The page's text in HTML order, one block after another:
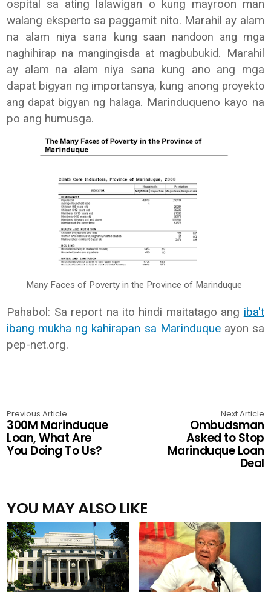
ospital sa ating lalawigan o kung mayroon man
walang eksperto sa paggamit nito. Marahil ay alam
na alam niya sana
kung saan nandoon ang mga
naghihirap na mangingisda at magbubukid.
Marahil
ay alam na alam niya sana kung ano ang mga
dapat bigyan ng importansya, kung anong proyekto
ang dapat bigyan ng halaga. Marinduqueno kayo na
po ang humusga.
Many Faces of Poverty in the Province of Marinduque
Pahabol: Sa report na ito hindi maitatago ang iba't
ibang mukha ng kahirapan sa Marinduqueayon sa
pep-net.org.
Previous Article
300M Marinduque
Loan, What Are
You Doing To Us?
Next Article
Ombudsman
Asked to Stop
Marinduque Loan
Deal
YOU MAY ALSO LIKE